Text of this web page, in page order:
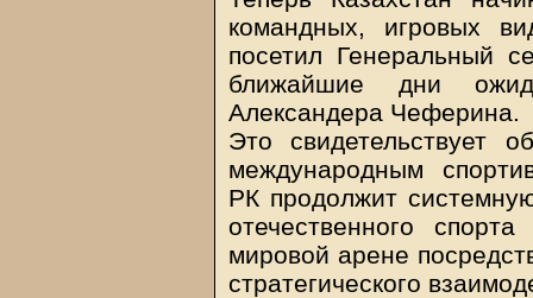
командных, игровых
посетил Генеральный
ближайшие дни
Александера Чеферина.
Это свидетельствует
международным
РК продолжит
отечественного
мировой арене
стратегического